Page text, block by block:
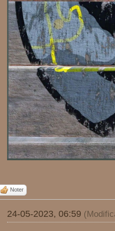
Noter
24-05-2023, 06:59